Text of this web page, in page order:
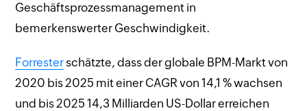
Geschäftsprozessmanagement in
bemerkenswerter Geschwindigkeit.
Forrester schätzte, dass der globale BPM-Markt von
2020 bis 2025 mit einer CAGR von 14,1 % wachsen
und bis 2025 14,3 Milliarden US-Dollar erreichen